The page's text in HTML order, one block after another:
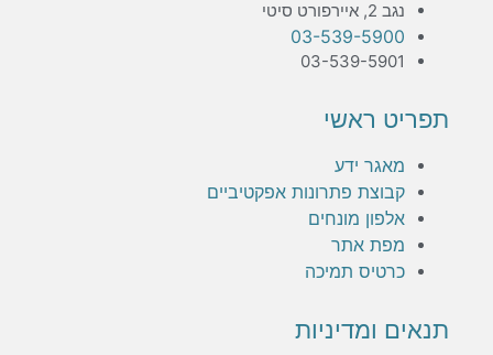
03-539-
03-539-
ראשי
פתרונות אפקטיביים
מונחים
תמיכה